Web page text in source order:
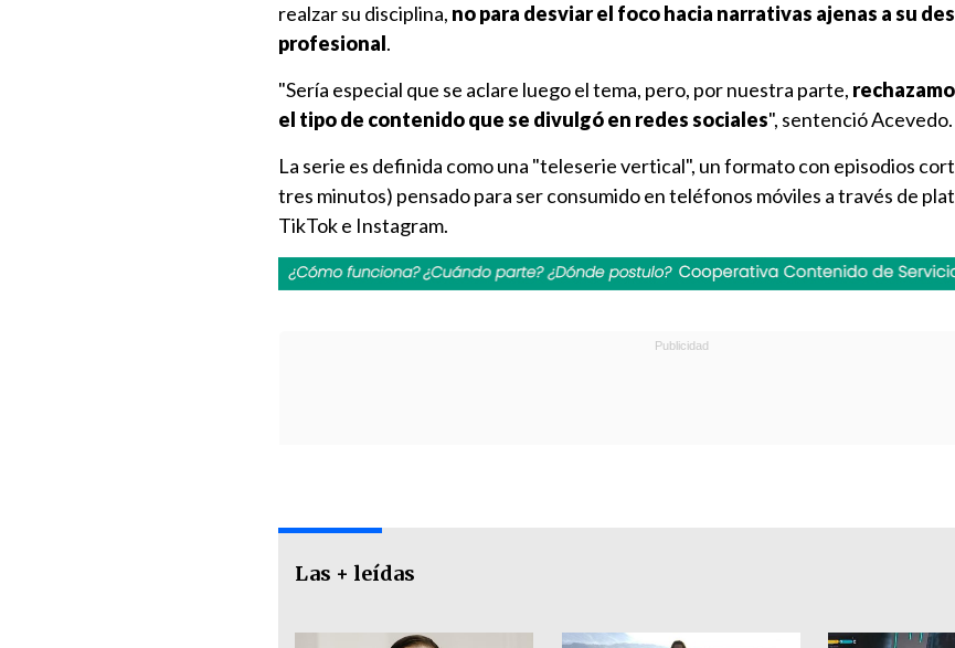
realzar su disciplina, no para desviar el foco hacia narrativas ajenas a su
profesional.
"Sería especial que se aclare luego el tema, pero, por nuestra parte,
el tipo de contenido que se divulgó en redes sociales", sentenció Acevedo.
La serie es definida como una "teleserie vertical", un formato con episodios
tres minutos) pensado para ser consumido en teléfonos móviles a través de
TikTok e Instagram.
Las + leídas